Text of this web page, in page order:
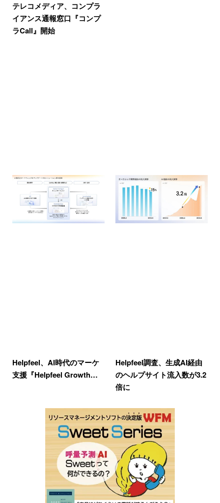
テレコメディア、コンプラ
イアンス通報窓口『コンプ
ラCall』開始
Helpfeel、AI時代のマーケ
支援『Helpfeel Growth…
Helpfeel調査、生成AI経由
のヘルプサイト流入数が3.2
倍に